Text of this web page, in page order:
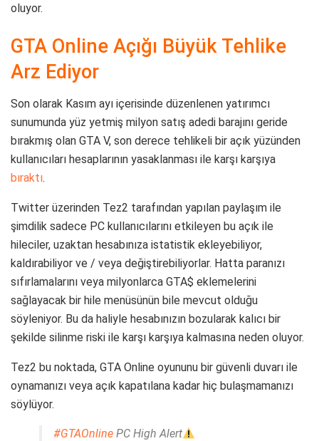
oluyor.
GTA Online Açığı Büyük Tehlike
Arz Ediyor
Son olarak Kasım ayı içerisinde düzenlenen yatırımcı
sunumunda yüz yetmiş milyon satış adedi barajını geride
bırakmış olan GTA V, son derece tehlikeli bir açık yüzünden
kullanıcıları hesaplarının yasaklanması ile karşı karşıya
bıraktı.
Twitter üzerinden Tez2 tarafından yapılan paylaşım ile
şimdilik sadece PC kullanıcılarını etkileyen bu açık ile
hileciler, uzaktan hesabınıza istatistik ekleyebiliyor,
kaldırabiliyor ve / veya değiştirebiliyorlar. Hatta paranızı
sıfırlamalarını veya milyonlarca GTA$ eklemelerini
sağlayacak bir hile menüsünün bile mevcut olduğu
söyleniyor. Bu da haliyle hesabınızın bozularak kalıcı bir
şekilde silinme riski ile karşı karşıya kalmasına neden oluyor.
Tez2 bu noktada, GTA Online oyununu bir güvenli duvarı ile
oynamanızı veya açık kapatılana kadar hiç bulaşmamanızı
söylüyor.
#GTAOnline PC High Alert